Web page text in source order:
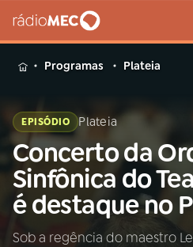
MENU
Buscar
na
Rádio
MEC
Buscar
Início
Programas Plateia
EPISÓDIO Plateia
Concerto da
Sinfônica do
é destaque no
Sob a regência do maestro